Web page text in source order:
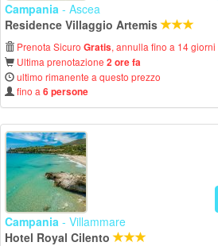
Campania - Ascea
Residence Villaggio Artemis
Prenota Sicuro Gratis, annulla fino a 14 giorni
Ultima prenotazione 2 ore fa
ultimo rimanente a questo prezzo
fino a 6 persone
Campania - Villammare
Hotel Royal Cilento